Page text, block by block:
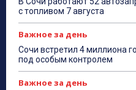
с топливом 7 августа
Важное за день
Сочи встретил 4 миллиона
под особым контролем
Важное за день